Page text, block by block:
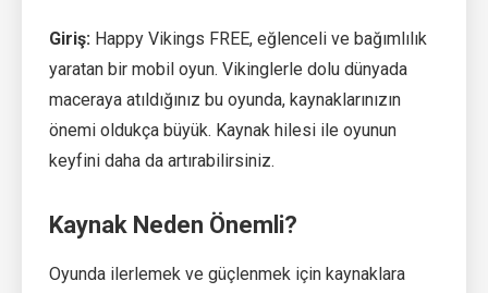
Giriş: Happy Vikings FREE, eğlenceli ve bağımlılık
yaratan bir mobil oyun. Vikinglerle dolu dünyada
maceraya atıldığınız bu oyunda, kaynaklarınızın
önemi oldukça büyük. Kaynak hilesi ile oyunun
keyfini daha da artırabilirsiniz.
Kaynak Neden Önemli?
Oyunda ilerlemek ve güçlenmek için kaynaklara